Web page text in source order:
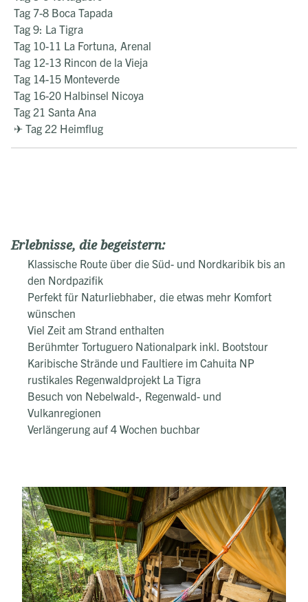
Tag 7-8 Boca Tapada
Tag 9: La Tigra
Tag 10-11 La Fortuna, Arenal
Tag 12-13 Rincon de la Vieja
Tag 14-15 Monteverde
Tag 16-20 Halbinsel Nicoya
Tag 21 Santa Ana
✈ Tag 22 Heimflug
Erlebnisse, die begeistern:
Klassische Route über die Süd- und Nordkaribik bis an
den Nordpazifik
Perfekt für Naturliebhaber, die etwas mehr Komfort
wünschen
Viel Zeit am Strand enthalten
Berühmter Tortuguero Nationalpark inkl. Bootstour
Karibische Strände und Faultiere im Cahuita NP
rustikales Regenwaldprojekt La Tigra
Besuch von Nebelwald-, Regenwald- und
Vulkanregionen
Verlängerung auf 4 Wochen buchbar